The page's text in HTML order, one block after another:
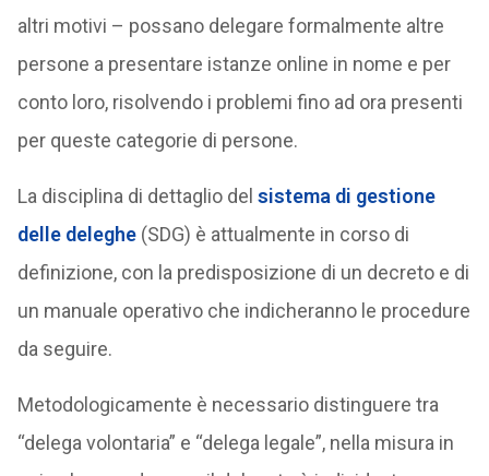
altri motivi – possano delegare formalmente altre
persone a presentare istanze online in nome e per
conto loro, risolvendo i problemi fino ad ora presenti
per queste categorie di persone.
La disciplina di dettaglio del sistema di gestione
delle deleghe(SDG) è attualmente in corso di
definizione, con la predisposizione di un decreto e di
un manuale operativo che indicheranno le procedure
da seguire.
Metodologicamente è necessario distinguere tra
“delega volontaria” e “delega legale”, nella misura in